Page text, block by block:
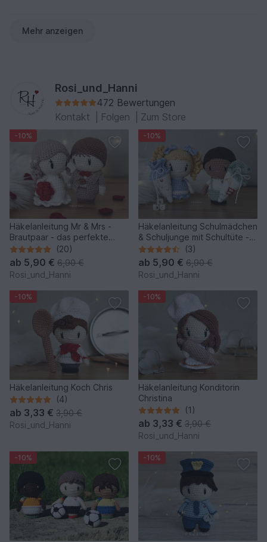
Mehr anzeigen
Rosi_und_Hanni
472 Bewertungen
Kontakt
Folgen Zum Store
-10%
Häkelanleitung Mr & Mrs -
Brautpaar - das perfekte
Hochzeitsgeschenk
(20)
ab 5,90 € 6,90 €
Rosi_und_Hanni
-10%
Häkelanleitung Schulmädchen
& Schuljunge mit Schultüte -
Schulkinder
(3)
ab 5,90 € 6,90 €
Rosi_und_Hanni
-10%
Häkelanleitung Koch Chris
(4)
ab 3,33 € 3,90 €
Rosi_und_Hanni
-10%
Häkelanleitung Konditorin
Christina
(1)
ab 3,33 € 3,90 €
Rosi_und_Hanni
-10% -10%